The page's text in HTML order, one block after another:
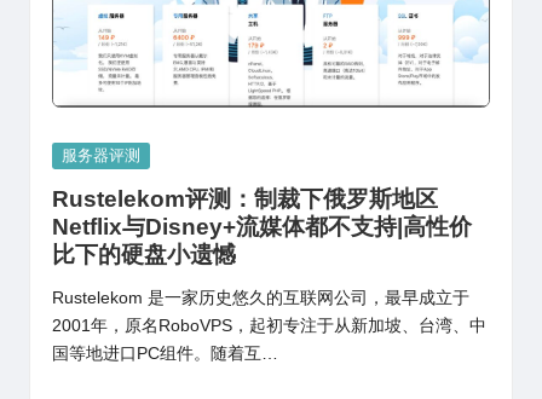
Posted
服务器评测
Rustelekom评测：制裁下俄罗斯地区
Netflix与Disney+流媒体都不支持|高性价
比下的硬盘小遗憾
Rustelekom 是一家历史悠久的互联网公司，最早成立于
2001年，原名RoboVPS，起初专注于从新加坡、台湾、中
国等地进口PC组件。随着互…